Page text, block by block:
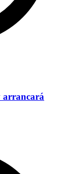
arrancará